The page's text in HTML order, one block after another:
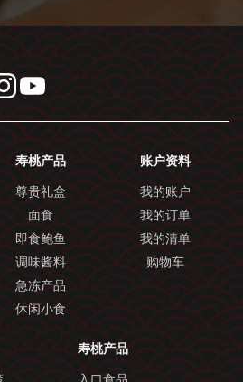
寿桃产品
尊贵礼盒
面食
即食鲍鱼
调味酱料
急冻产品
休闲小食
寿桃产品
账户资料
我的账户
我的订单
我的清单
购物车